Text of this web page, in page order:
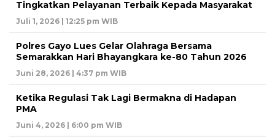
Tingkatkan Pelayanan Terbaik Kepada Masyarakat
Juli 1, 2026 | 12:25 pm WIB
Polres Gayo Lues Gelar Olahraga Bersama
Semarakkan Hari Bhayangkara ke-80 Tahun 2026
Juni 28, 2026 | 4:37 pm WIB
Ketika Regulasi Tak Lagi Bermakna di Hadapan
PMA
Juni 4, 2026 | 6:00 pm WIB